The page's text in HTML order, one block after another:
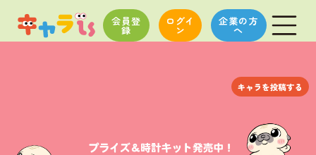
会員登
録
ログイ
ン
企業の方
へ